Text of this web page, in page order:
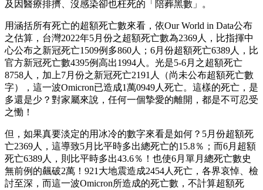
及因醫療排擠、沒感染卻也枉死的「陪葬黑數」。
用涵括所有死亡的超額死亡數來看，依Our World in Data公布
之估算，台灣2022年5月份之超額死亡數為2369人，比指揮中
心公布之新冠死亡1509例多860人；6月份超額死亡6389人，比
官方新冠死亡數4395例高出1994人。光是5-6月之超額死亡
8758人，加上7月份之新冠死亡2191人（尚未公布超額死亡數
字），這一波Omicron已造成1萬0949人死亡。這樣的死亡，是
多還是少？對家屬來說，任何一個摯愛的離開，都是不可忍受
之慟！
但，如果真要淡定的用冰冷的數字來看是如何？5月份超額死
亡2369人，這導致5月比平時多出總死亡的15.8％；而6月超額
死亡6389人，則比平時多出43.6％！也使6月單月總死亡數史
無前例的飆破2萬！921大地震造成2454人死亡，各界哀悼、檢
討至深，而這一波Omicron所造成的死亡數，不計算超額死